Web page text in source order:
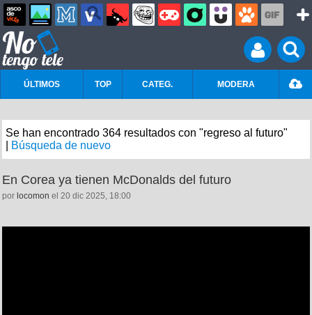
ÚLTIMOS TOP CATEG. MODERA
Se han encontrado 364 resultados con "regreso al futuro"
Búsqueda de nuevo
En Corea ya tienen McDonalds del futuro
por locomon el 20 dic 2025, 18:00